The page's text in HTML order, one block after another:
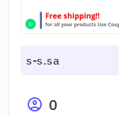
s-s.sa
0